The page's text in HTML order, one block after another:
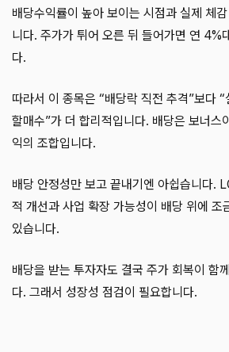
배당수익률이 높아 보이는 시점과 실제 체
니다. 주가가 튀어 오른 뒤 들어가면 연 4%
다.
따라서 이 종목은 “배당락 직전 추격”보다
할매수”가 더 합리적입니다. 배당은 보너스
익의 조합입니다.
배당 안정성만 보고 끝내기엔 아쉽습니다.
적 개선과 사업 확장 가능성이 배당 위에 조
있습니다.
배당을 받는 투자자도 결국 주가 회복이 함
다. 그래서 성장성 점검이 필요합니다.